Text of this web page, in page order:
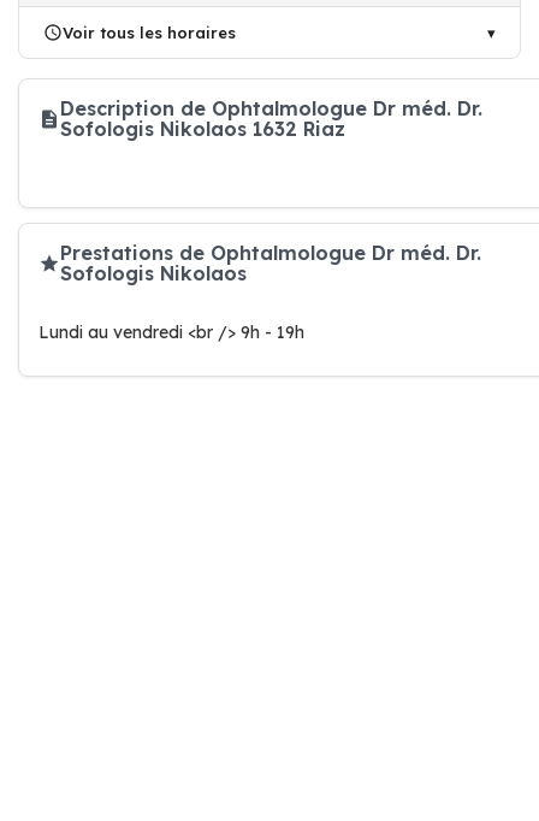
Voir tous les horaires
Description de Ophtalmologue Dr méd. Dr.
Sofologis Nikolaos 1632 Riaz
Prestations de Ophtalmologue Dr méd. Dr.
Sofologis Nikolaos
Lundi au vendredi <br /> 9h - 19h